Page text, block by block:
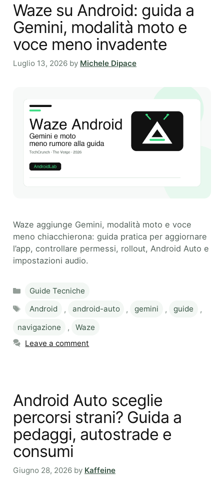
Waze su Android: guida a
Gemini, modalità moto e
voce meno invadente
Luglio 13, 2026 by Michele Dipace
Waze aggiunge Gemini, modalità moto e voce
meno chiacchierona: guida pratica per aggiornare
l’app, controllare permessi, rollout, Android Auto e
impostazioni audio.
Categories
Guide Tecniche
Tags
Android , android-auto , gemini , guide
,
navigazione
,
Waze
Leave a comment
Android Auto sceglie
percorsi strani? Guida a
pedaggi, autostrade e
consumi
Giugno 28, 2026 by Kaffeine